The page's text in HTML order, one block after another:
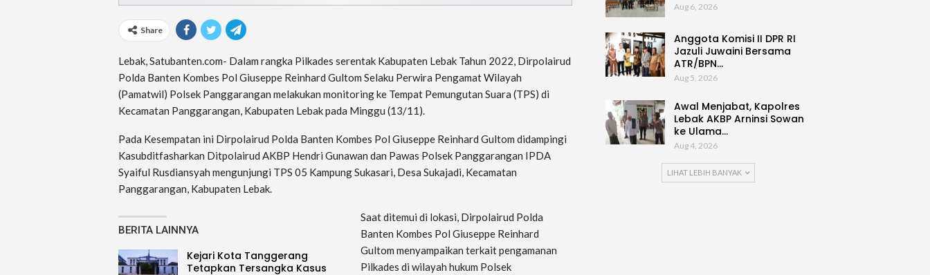
Share
Lebak, Satubanten.com- Dalam rangka Pilkades serentak Kabupaten Lebak Tahun 2022, Dirpolairud
Polda Banten Kombes Pol Giuseppe Reinhard Gultom Selaku Perwira Pengamat Wilayah
(Pamatwil) Polsek Panggarangan melakukan monitoring ke Tempat Pemungutan Suara (TPS) di
Kecamatan Panggarangan, Kabupaten Lebak pada Minggu (13/11).
Pada Kesempatan ini Dirpolairud Polda Banten Kombes Pol Giuseppe Reinhard Gultom didampingi
Kasubditfasharkan Ditpolairud AKBP Hendri Gunawan dan Pawas Polsek Panggarangan IPDA
Syaiful Rusdiansyah mengunjungi TPS 05 Kampung Sukasari, Desa Sukajadi, Kecamatan
Panggarangan, Kabupaten Lebak.
BERITA LAINNYA
Kejari Kota Tanggerang
Tetapkan Tersangka Kasus
Saat ditemui di lokasi, Dirpolairud Polda
Banten Kombes Pol Giuseppe Reinhard
Gultom menyampaikan terkait pengamanan
Pilkades di wilayah hukum Polsek
Aug 6, 2026
Anggota Komisi II DPR RI
Jazuli Juwaini Bersama
ATR/BPN…
Aug 5, 2026
Awal Menjabat, Kapolres
Lebak AKBP Arninsi Sowan
ke Ulama…
Aug 4, 2026
LIHAT LEBIH BANYAK